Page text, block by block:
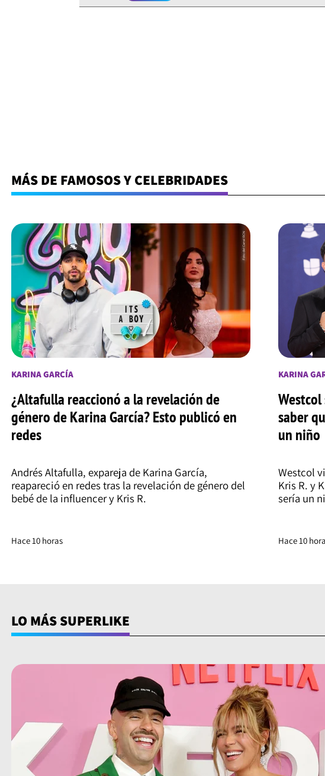
MÁS DE FAMOSOS Y CELEBRIDADES
KARINA GARCÍA
¿Altafulla reaccionó a la revelación de
género de Karina García? Esto publicó en
redes
Andrés Altafulla, expareja de Karina García,
reapareció en redes tras la revelación de género del
bebé de la influencer y Kris R.
Hace 10 horas
KARINA
saber
un niño
Westcol
Kris R. y
sería un
Hace 10
LO MÁS SUPERLIKE